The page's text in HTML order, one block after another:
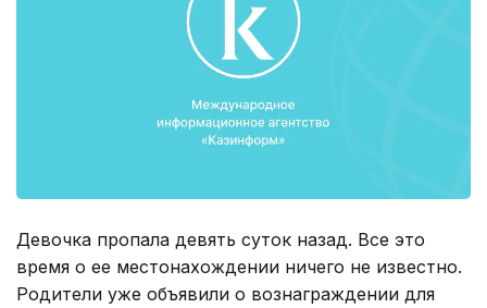
Девочка пропала девять суток назад. Все это
время о ее местонахождении ничего не известно.
Родители уже объявили о вознаграждении для